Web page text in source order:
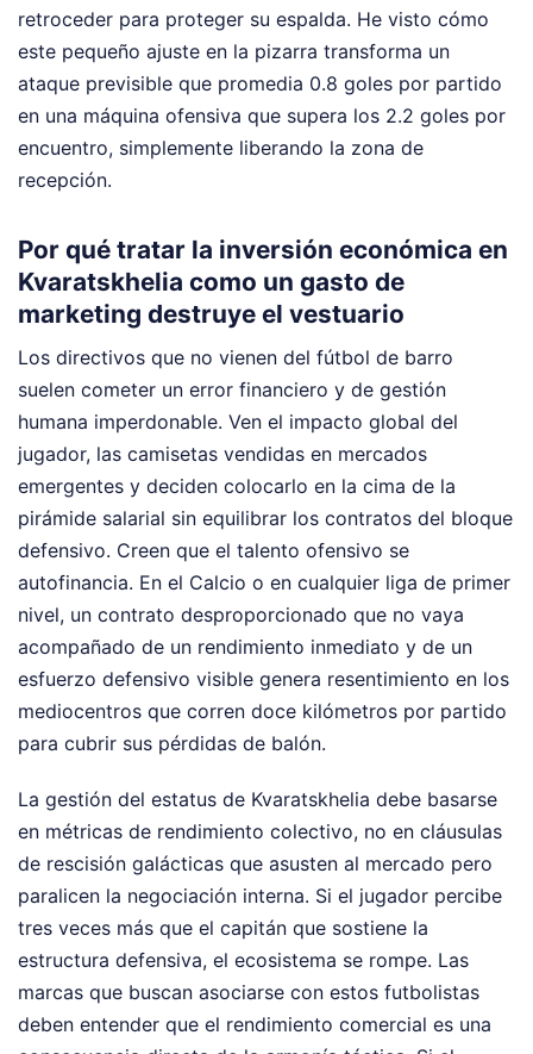
retroceder para proteger su espalda. He visto cómo
este pequeño ajuste en la pizarra transforma un
ataque previsible que promedia 0.8 goles por partido
en una máquina ofensiva que supera los 2.2 goles por
encuentro, simplemente liberando la zona de
recepción.
Por qué tratar la inversión económica en
Kvaratskhelia como un gasto de
marketing destruye el vestuario
Los directivos que no vienen del fútbol de barro
suelen cometer un error financiero y de gestión
humana imperdonable. Ven el impacto global del
jugador, las camisetas vendidas en mercados
emergentes y deciden colocarlo en la cima de la
pirámide salarial sin equilibrar los contratos del bloque
defensivo. Creen que el talento ofensivo se
autofinancia. En el Calcio o en cualquier liga de primer
nivel, un contrato desproporcionado que no vaya
acompañado de un rendimiento inmediato y de un
esfuerzo defensivo visible genera resentimiento en los
mediocentros que corren doce kilómetros por partido
para cubrir sus pérdidas de balón.
La gestión del estatus de Kvaratskhelia debe basarse
en métricas de rendimiento colectivo, no en cláusulas
de rescisión galácticas que asusten al mercado pero
paralicen la negociación interna. Si el jugador percibe
tres veces más que el capitán que sostiene la
estructura defensiva, el ecosistema se rompe. Las
marcas que buscan asociarse con estos futbolistas
deben entender que el rendimiento comercial es una